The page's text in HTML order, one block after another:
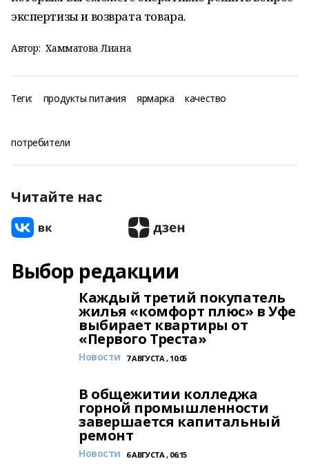
экспертизы и возврата товара.
Автор: Хамматова Лиана
Теги: продукты питания ярмарка качество
потребители
Читайте нас
Выбор редакции
Каждый третий покупатель
жилья «комфорт плюс» в Уфе
выбирает квартиры от
«Первого Треста»
Новости 7 АВГУСТА , 10:05
В общежитии колледжа
горной промышленности
завершается капитальный
ремонт
Новости 6 АВГУСТА , 06:15